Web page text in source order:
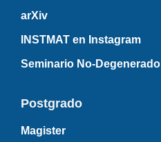
arXiv
INSTMAT en Instagram
Seminario No-Degenerado
Postgrado
Magister